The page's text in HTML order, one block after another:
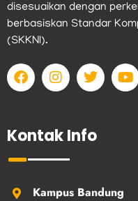
disesuaikan dengan
berbasiskan Standar
(SKKNI).
F
a
c
o
o
k
I
n
s
a
g
a
T
w
i
e
Y
o
u
Kontak Info
Kampus Bandung